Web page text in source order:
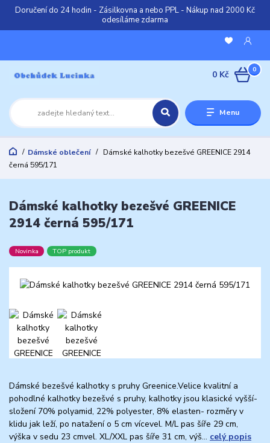
Doručení do 24 hodin - Zásilkovna a nebo PPL - Nákup nad 2000 Kč
odesíláme zdarma
Menu
0
0 Kč
Dámské oblečení
Dámské kalhotky bezešvé GREENICE 2914
černá 595/171
Dámské kalhotky bezešvé GREENICE
2914 černá 595/171
Novinka TOP produkt
Dámské bezešvé kalhotky s pruhy Greenice.Velice kvalitní a
pohodlné kalhotky bezešvé s pruhy, kalhotky jsou klasické vyšší-
složení 70% polyamid, 22% polyester, 8% elasten- rozměry v
klidu jak leží, po natažení o 5 cm vícevel. M/L pas šíře 29 cm,
výška v sedu 23 cmvel. XL/XXL pas šíře 31 cm, výš... celý popis